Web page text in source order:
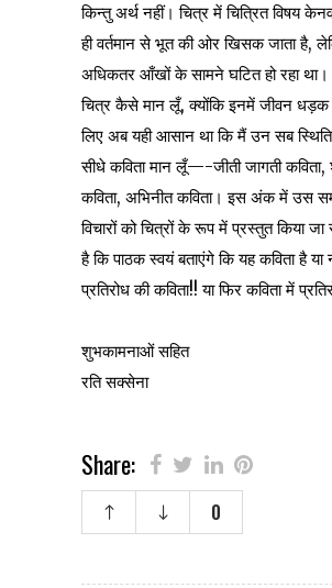
किन्तु अर्थ नहीं। चित्र में चित्रित विषय
ही वर्तमान से भूत की ओर खिसक जाता है,
अधिकतर आँखों के सामने घटित हो रहा
चित्र कैसे मान लूँ, क्योंकि इनमें जीवन धड़क
लिए अब यही आसान था कि मैं उन सब
सीधे कविता मान लूँ—-जीती जागती कविता,
कविता, अभिनीत कविता। इस अंक में उस
विचारों को चित्रों के रूप में प्रस्तुत किया जा
है कि पाठक स्वयं बताएंगे कि यह कविता है या
प्रतिरोध की कविता!! या फिर कविता में
शुभकामनाओं सहित
रति सक्सेना
Share:
0